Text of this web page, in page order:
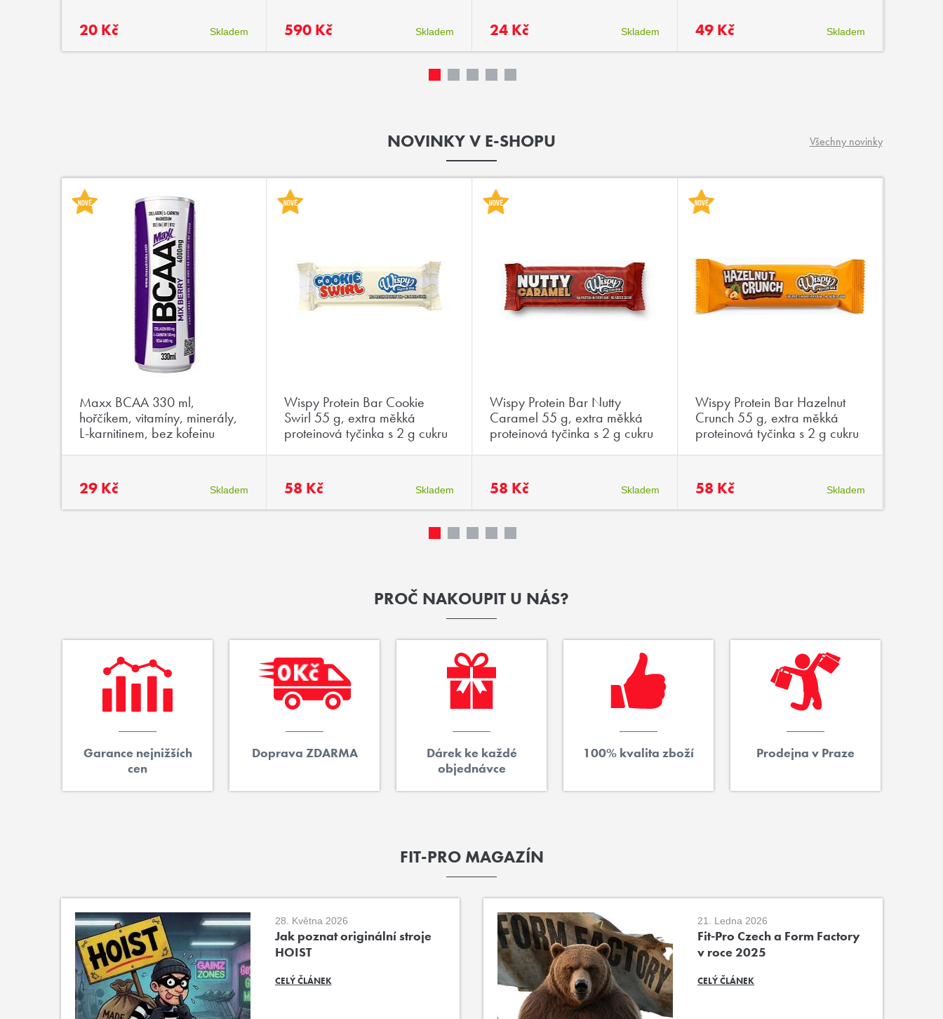
20 Kč Skladem 590 Kč Skladem 24 Kč Skladem 49 Kč Skladem
NOVINKY V E-SHOPU Všechny novinky
Maxx BCAA 330 ml,
hořčíkem, vitamíny, minerály,
L-karnitinem, bez kofeinu
29 Kč Skladem
Wispy Protein Bar Cookie
Swirl 55 g, extra měkká
proteinová tyčinka s 2 g cukru
58 Kč Skladem
Wispy Protein Bar Nutty
Caramel 55 g, extra měkká
proteinová tyčinka s 2 g cukru
58 Kč Skladem
Wispy Protein Bar Hazelnut
Crunch 55 g, extra měkká
proteinová tyčinka s 2 g cukru
58 Kč Skladem
PROČ NAKOUPIT U NÁS?
Garance nejnižších
cen
Doprava ZDARMA
Dárek ke každé
objednávce
100% kvalita zboží Prodejna v Praze
FIT-PRO MAGAZÍN
28. Května 2026
Jak poznat originální stroje
HOIST
CELÝ ČLÁNEK
21. Ledna 2026
Fit-Pro Czech a Form Factory
v roce 2025
CELÝ ČLÁNEK